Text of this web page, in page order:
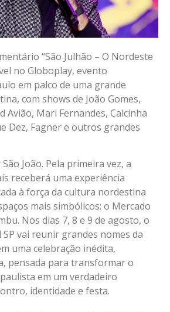
“São Julhão – O Nordeste
no Globoplay, evento
em palco de uma grande
com shows de João Gomes,
Avião, Mari Fernandes, Calcinha
Dez, Fagner e outros grandes
João. Pela primeira vez, a
receberá uma experiência
à força da cultura nordestina
mais simbólicos: o Mercado
Nos dias 7, 8 e 9 de agosto, o
SP vai reunir grandes nomes da
uma celebração inédita,
pensada para transformar o
em um verdadeiro
identidade e festa.